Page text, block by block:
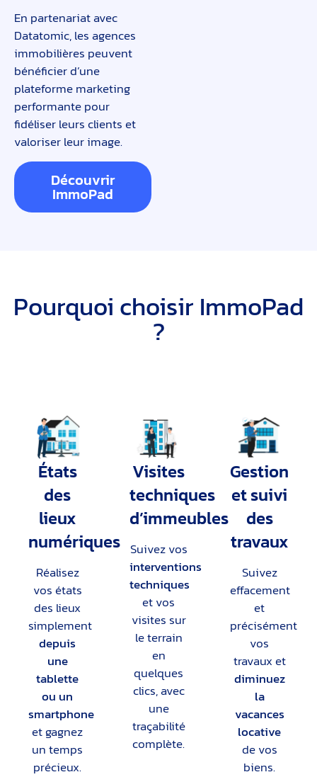
En partenariat avec
Datatomic, les agences
immobilières peuvent
bénéficier d’une
plateforme marketing
performante pour
fidéliser leurs clients et
valoriser leur image.
Découvrir
ImmoPad
Pourquoi choisir ImmoPad
?
États
des
lieux
numériques
Réalisez
vos états
des lieux
simplement
depuis
une
tablette
ou un
smartphone
et gagnez
un temps
précieux.
Visites
techniques
d’immeubles
Suivez vos
interventions
techniques
et vos
visites sur
le terrain
en
quelques
clics, avec
une
traçabilité
complète.
Gestion
et suivi
des
travaux
Suivez
effacement
et
précisément
vos
travaux et
diminuez
la
vacances
locative
de vos
biens.